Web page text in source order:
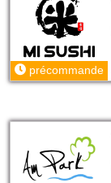
précommande